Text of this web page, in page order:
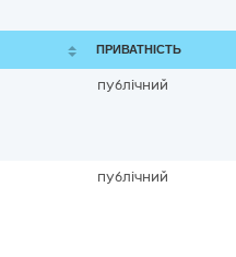
ПРИВАТНІСТЬ
публічний
публічний